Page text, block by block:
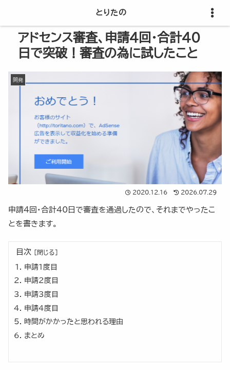
アドセンス審査、申請4回・合計40
日で突破！審査の為に試したこと
開発
2020.12.16 2026.07.29
申請4回・合計40日で審査を通過したので、それまでやったこ
とを書きます。
目次
申請1度目
申請2度目
申請3度目
申請4度目
時間がかかったと思われる理由
まとめ
とりたの